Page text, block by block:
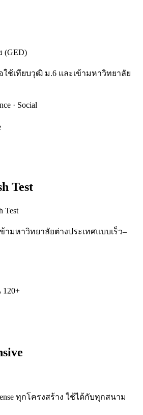
(GED)
ใช้เทียบวุฒิ ม.6 และเข้ามหาวิทยาลัย
· Social
Test
Test
ามหาวิทยาลัยต่างประเทศแบบเร็ว–
ทุกโครงสร้าง ใช้ได้กับทุกสนาม